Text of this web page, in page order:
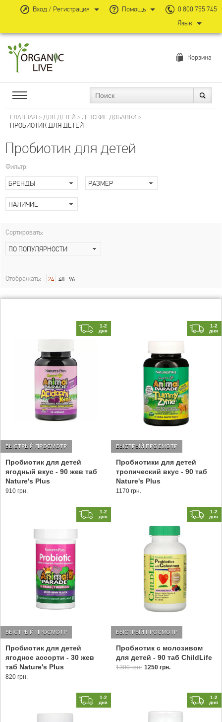
Корзина
ГЛАВНАЯ >ДЛЯ ДЕТЕЙ >ДЕТСКИЕ ДОБАВКИ >
ПРОБИОТИК ДЛЯ ДЕТЕЙ
Пробиотик для детей
Фильтр:
БРЕНДЫ
РАЗМЕР
НАЛИЧИЕ
Сортировать:
ПО ПОПУЛЯРНОСТИ
Отображать: 24 48 96
1-2
дня
Пробиотик для детей
ягодный вкус - 90 жев таб
Nature's Plus
БЫСТРЫЙ ПРОСМОТР
910 грн.
1-2
дня
Пробиотики для детей
тропический вкус - 90 таб
Nature's Plus
БЫСТРЫЙ ПРОСМОТР
1170 грн.
1-2
дня
Пробиотик для детей
ягодное ассорти - 30 жев
таб Nature's Plus
БЫСТРЫЙ ПРОСМОТР
820 грн.
1-2
дня
Пробиотик с молозивом
для детей - 90 таб ChildLife
БЫСТРЫЙ ПРОСМОТР
1300 грн. 1250 грн.
1-2
дня
1-2
дня
Вход / Регистрация Помощь
0 800 755 745
Язык